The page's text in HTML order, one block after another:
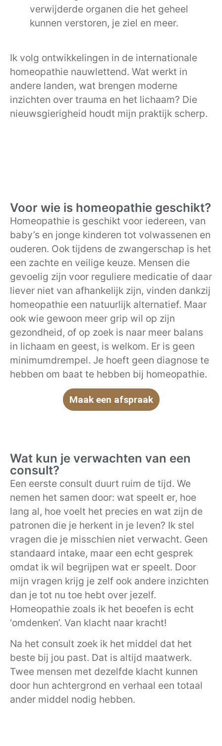
verwijderde organen die het geheel
kunnen verstoren, je ziel en meer.
Ik volg ontwikkelingen in de internationale
homeopathie nauwlettend. Wat werkt in
andere landen, wat brengen moderne
inzichten over trauma en het lichaam? Die
nieuwsgierigheid houdt mijn praktijk scherp.
Voor wie is homeopathie geschikt?
Homeopathie is geschikt voor iedereen, van
baby’s en jonge kinderen tot volwassenen en
ouderen. Ook tijdens de zwangerschap is het
een zachte en veilige keuze. Mensen die
gevoelig zijn voor reguliere medicatie of daar
liever niet van afhankelijk zijn, vinden dankzij
homeopathie een natuurlijk alternatief. Maar
ook wie gewoon meer grip wil op zijn
gezondheid, of op zoek is naar meer balans
in lichaam en geest, is welkom. Er is geen
minimumdrempel. Je hoeft geen diagnose te
hebben om baat te hebben bij homeopathie.
Maak een afspraak
Wat kun je verwachten van een
consult?
Een eerste consult duurt ruim de tijd. We
nemen het samen door: wat speelt er, hoe
lang al, hoe voelt het precies en wat zijn de
patronen die je herkent in je leven? Ik stel
vragen die je misschien niet verwacht. Geen
standaard intake, maar een echt gesprek
omdat ik wil begrijpen wat er speelt. Door
mijn vragen krijg je zelf ook andere inzichten
dan je tot nu toe hebt over jezelf.
Homeopathie zoals ik het beoefen is echt
‘omdenken’. Van klacht naar kracht!
Na het consult zoek ik het middel dat het
beste bij jou past. Dat is altijd maatwerk.
Twee mensen met dezelfde klacht kunnen
door hun achtergrond en verhaal een totaal
ander middel nodig hebben.